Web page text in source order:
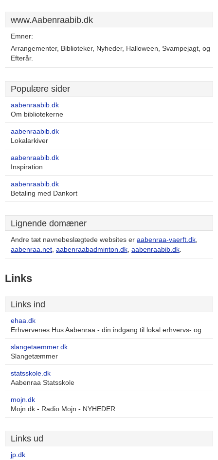
www.Aabenraabib.dk
Emner:
Arrangementer, Biblioteker, Nyheder, Halloween, Svampejagt, og
Efterår.
Populære sider
aabenraabib.dk
Om bibliotekerne
aabenraabib.dk
Lokalarkiver
aabenraabib.dk
Inspiration
aabenraabib.dk
Betaling med Dankort
Lignende domæner
Andre tæt navnebeslægtede websites er aabenraa-vaerft.dk,
aabenraa.net, aabenraabadminton.dk, aabenraabib.dk.
Links
Links ind
ehaa.dk
Erhvervenes Hus Aabenraa - din indgang til lokal erhvervs- og
slangetaemmer.dk
Slangetæmmer
statsskole.dk
Aabenraa Statsskole
mojn.dk
Mojn.dk - Radio Mojn - NYHEDER
Links ud
jp.dk